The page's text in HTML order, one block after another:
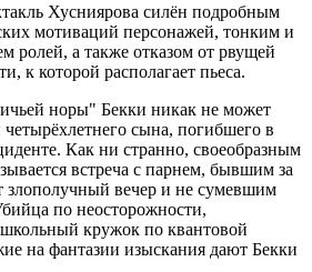
Хусниярова силён подробным
мотиваций персонажей, тонким и
ролей, а также отказом от рвущей
к которой располагает пьеса.
норы" Бекки никак не может
сына, погибшего в
Как ни странно, своеобразным
встреча с парнем, бывшим за
злополучный вечер и не сумевшим
по неосторожности,
школьный кружок по квантовой
на фантазии изыскания дают Бекки